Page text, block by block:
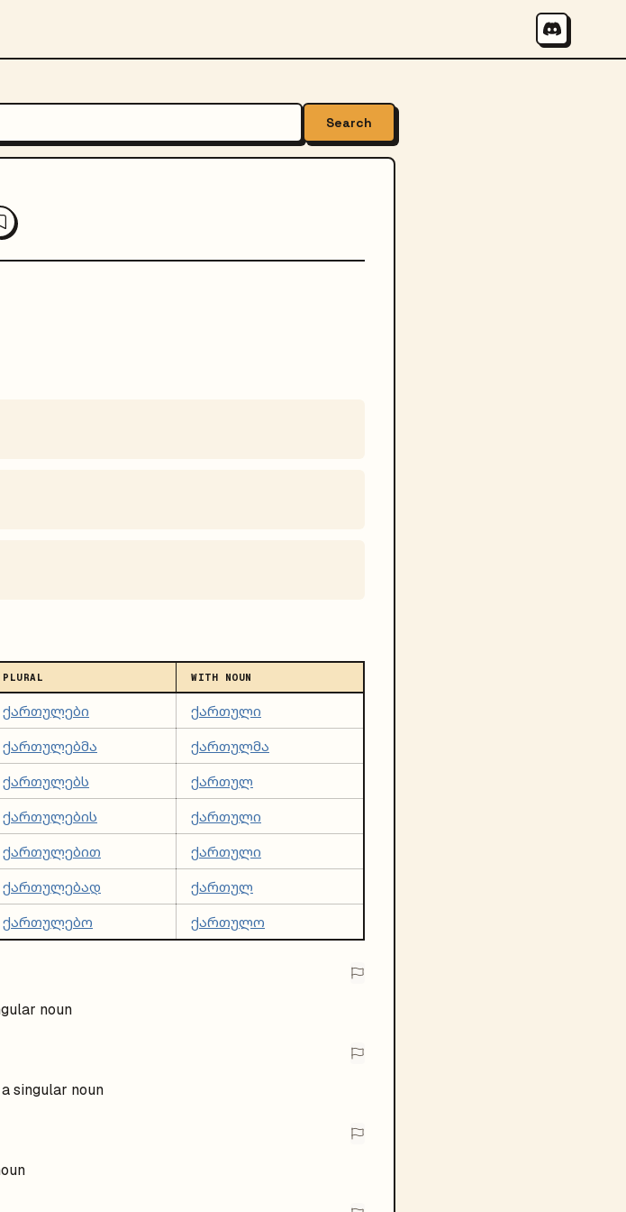
Search
PLURAL WITH NOUN
ქართულები ქართული
ქართულებმა ქართულმა
ქართულებს ქართულ
ქართულების ქართული
ქართულებით ქართული
ქართულებად ქართულ
ქართულებო ქართულო
noun
singular noun